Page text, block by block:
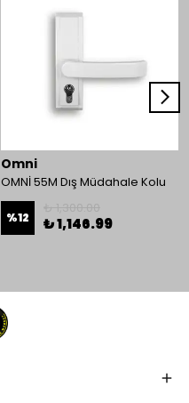
Omni
OMNİ 55M Dış Müdahale Kolu
%12 ₺ 1,146.99